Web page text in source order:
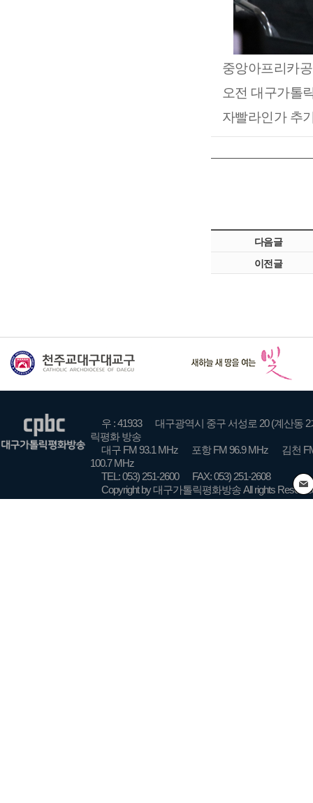
중앙아프리카
오전 대구가톨
자빨라인가 추
다음글
이전글
우 : 41933
대구광역시 중구 서성로 20 (계산동 2
릭평화 방송
대구 FM 93.1 MHz
포항 FM 96.9 MHz
김천
100.7 MHz
TEL: 053) 251-2600
FAX: 053) 251-2608
Copyright by 대구가톨릭평화방송 All rights